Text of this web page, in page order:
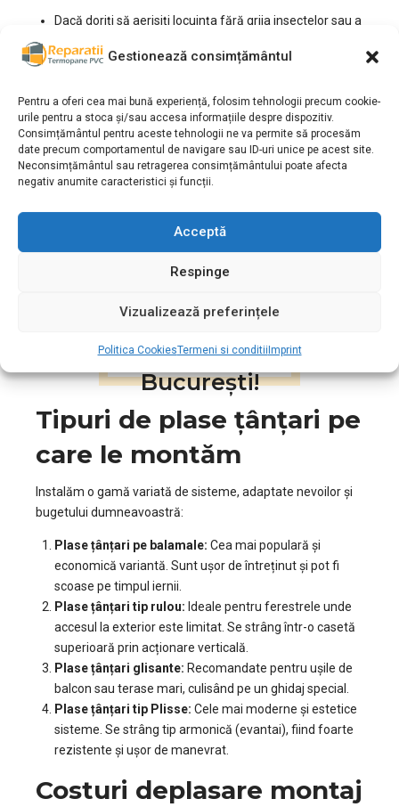
Gestionează consimțământul
Pentru a oferi cea mai bună experiență, folosim tehnologii precum cookie-
urile pentru a stoca și/sau accesa informațiile despre dispozitiv.
Consimțământul pentru aceste tehnologii ne va permite să procesăm
date precum comportamentul de navigare sau ID-uri unice pe acest site.
Neconsimțământul sau retragerea consimțământului poate afecta
negativ anumite caracteristici și funcții.
Acceptă
Respinge
Vizualizează preferințele
Politica CookiesTermeni si conditii Imprint
Dacă doriți să aerisiți locuința fără grija insectelor sau a
Dacă plasele vechi s-au rupt sau s-au copt la soare.
noi de protecție.
Dacă doriți sisteme moderne (plisse sau rulou) pentru
spații înguste.
Aveți un buget limitat?
Puteți apela cu încredere la
noi, prețurile noastre fiind
printre cele mai mici din
București!
Tipuri de plase țânțari pe
care le montăm
Instalăm o gamă variată de sisteme, adaptate nevoilor și
bugetului dumneavoastră:
Plase țânțari pe balamale: Cea mai populară și
economică variantă. Sunt ușor de întreținut și pot fi
scoase pe timpul iernii.
Plase țânțari tip rulou: Ideale pentru ferestrele unde
accesul la exterior este limitat. Se strâng într-o casetă
superioară prin acționare verticală.
Plase țânțari glisante: Recomandate pentru ușile de
balcon sau terase mari, culisând pe un ghidaj special.
Plase țânțari tip Plisse: Cele mai moderne și estetice
sisteme. Se strâng tip armonică (evantai), fiind foarte
rezistente și ușor de manevrat.
Costuri deplasare montaj